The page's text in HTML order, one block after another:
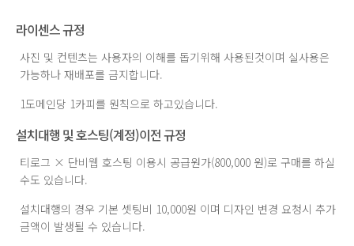
라이센스 규정
사진 및 컨텐츠는 사용자의 이해를 돕기위해 사용된것이며 실사용은
가능하나 재배포를 금지합니다.
1도메인당 1카피를 원칙으로 하고있습니다.
설치대행 및 호스팅(계정)이전 규정
티로그 × 단비웹 호스팅 이용시 공급원가(800,000 원)로 구매를 하실
수도 있습니다.
설치대행의 경우 기본 셋팅비 10,000원 이며 디자인 변경 요청시 추가
금액이 발생될 수 있습니다.